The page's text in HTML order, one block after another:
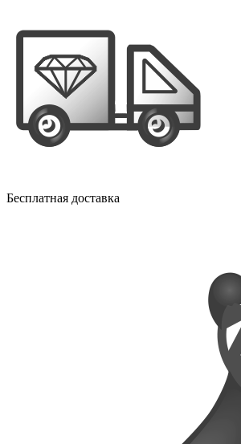
Бесплатная доставка